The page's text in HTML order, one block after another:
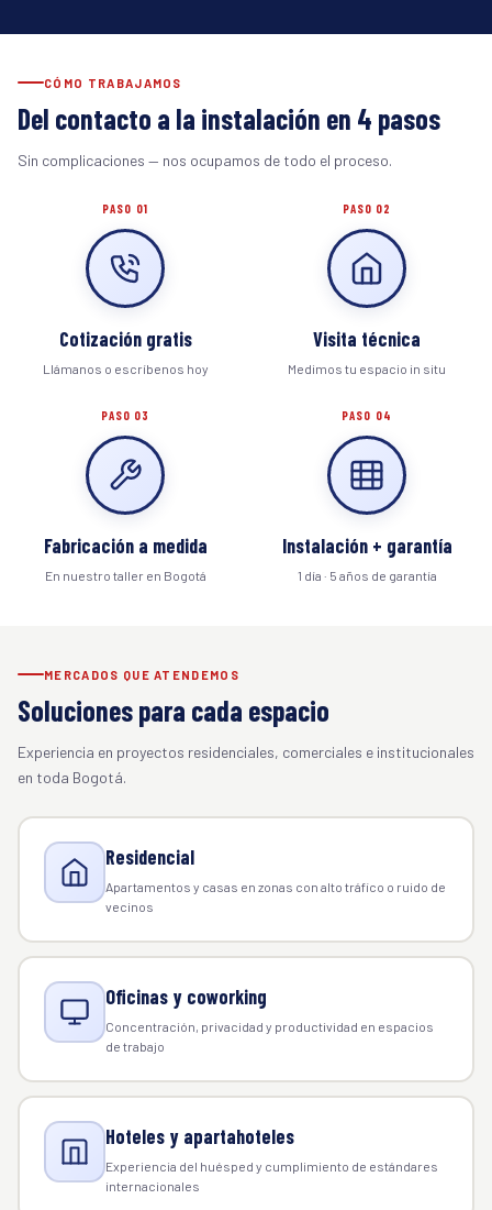
CÓMO TRABAJAMOS
Del contacto a la instalación en 4 pasos
Sin complicaciones — nos ocupamos de todo el proceso.
PASO 01
Cotización gratis
Llámanos o escríbenos hoy
PASO 02
Visita técnica
Medimos tu espacio in situ
PASO 03
Fabricación a medida
En nuestro taller en Bogotá
PASO 04
Instalación + garantía
1 día · 5 años de garantía
MERCADOS QUE ATENDEMOS
Soluciones para cada espacio
Experiencia en proyectos residenciales, comerciales e institucionales
en toda Bogotá.
Residencial
Apartamentos y casas en zonas con alto tráfico o ruido de
vecinos
Oficinas y coworking
Concentración, privacidad y productividad en espacios
de trabajo
Hoteles y apartahoteles
Experiencia del huésped y cumplimiento de estándares
internacionales